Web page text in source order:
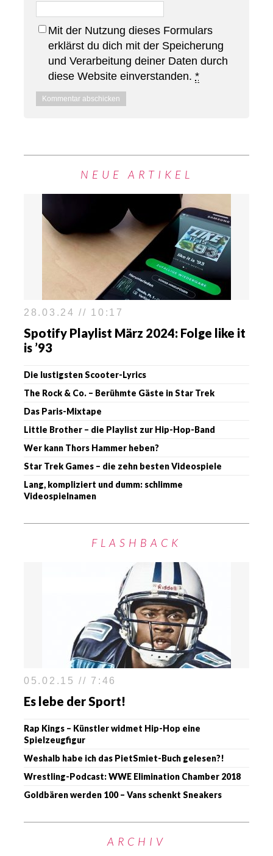
Mit der Nutzung dieses Formulars
erklärst du dich mit der Speicherung
und Verarbeitung deiner Daten durch
diese Website einverstanden. *
NEUE ARTIKEL
28.03.24 // 10:17
Spotify Playlist März 2024: Folge like it
is ’93
Die lustigsten Scooter-Lyrics
The Rock & Co. – Berühmte Gäste in Star Trek
Das Paris-Mixtape
Little Brother – die Playlist zur Hip-Hop-Band
Wer kann Thors Hammer heben?
Star Trek Games – die zehn besten Videospiele
Lang, kompliziert und dumm: schlimme
Videospielnamen
FLASHBACK
05.02.15 // 7:46
Es lebe der Sport!
Rap Kings – Künstler widmet Hip-Hop eine
Spielzeugfigur
Weshalb habe ich das PietSmiet-Buch gelesen?!
Wrestling-Podcast: WWE Elimination Chamber 2018
Goldbären werden 100 – Vans schenkt Sneakers
ARCHIV